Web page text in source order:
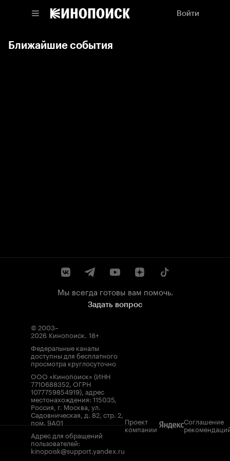
Войти
Ближайшие события
Мы всегда готовы вам помочь.
Задать вопрос
© 2003–
2026 Кинопоиск. 18+
Федеральные каналы
доступны для бесплатного
просмотра круглосуточно
ООО «Кинопоиск» (ИНН
7710688352, ОГРН
1077759854919), адрес
местонахождения: 115035,
Россия, г. Москва, ул.
Садовническая, д. 82, стр. 2,
пом. 9А01
Адрес для обращений
пользователей:
kinopoisk@support.yandex.ru
Проект
компании
Соглашение